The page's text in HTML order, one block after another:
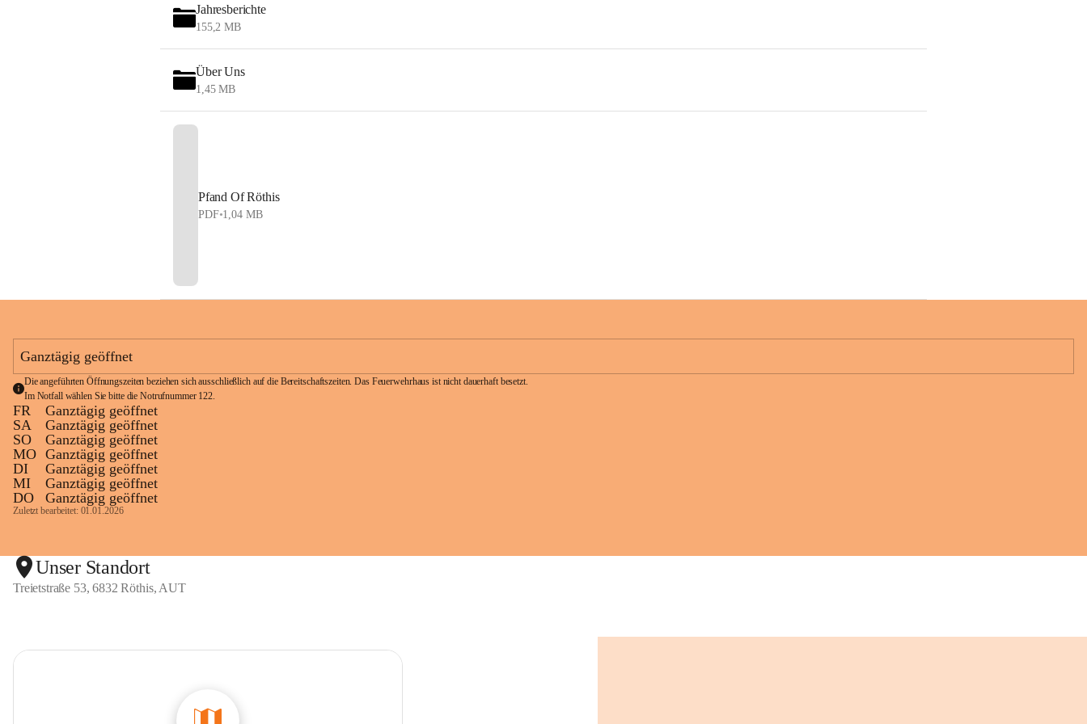
Jahresberichte
155,2 MB
Über Uns
1,45 MB
Pfand Of Röthis
PDF•1,04 MB
Ganztägig geöffnet
Die angeführten Öffnungszeiten beziehen sich ausschließlich auf die Bereitschaftszeiten. Das Feuerwehrhaus ist nicht dauerhaft besetzt.
Im Notfall wählen Sie bitte die Notrufnummer 122.
FR
Ganztägig geöffnet
SA
Ganztägig geöffnet
SO
Ganztägig geöffnet
MO Ganztägig geöffnet
DI
Ganztägig geöffnet
MI
Ganztägig geöffnet
DO
Ganztägig geöffnet
Zuletzt bearbeitet: 01.01.2026
Unser Standort
Treietstraße 53, 6832 Röthis, AUT